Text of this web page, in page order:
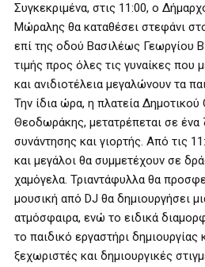
Συγκεκριμένα, στις 11:00, ο
Μώραλης θα καταθέσει στεφάνι
επί της οδού Βασιλέως Γεωργίου
τιμής προς όλες τις γυναίκες που
και ανιδιοτέλεια μεγαλώνουν τα
Την ίδια ώρα, η πλατεία
Θεοδωράκης, μετατρέπεται σε ένα
συνάντησης και γιορτής. Από τις
και μεγάλοι θα συμμετέχουν σε
χαμόγελα. Τριαντάφυλλα θα
μουσική από DJ θα δημιουργήσει
ατμόσφαιρα, ενώ το ειδικά
το παιδικό εργαστήρι
ξεχωριστές και δημιουργικές